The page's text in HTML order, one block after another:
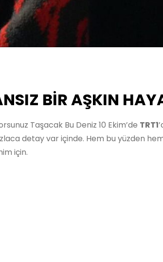
BİR AŞKIN
Taşacak Bu Deniz 10 Ekim’de TRT1
detay var içinde. Hem bu yüzden
için.